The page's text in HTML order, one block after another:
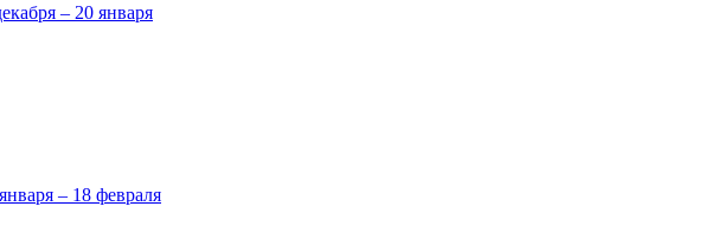
– 20 января
– 18 февраля